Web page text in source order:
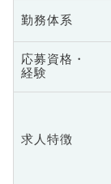
勤務体系
応募資格・
経験
求人特徴